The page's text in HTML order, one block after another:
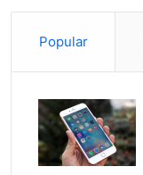
Popular